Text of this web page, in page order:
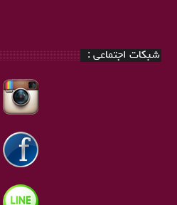
شبکات اجتماعی :